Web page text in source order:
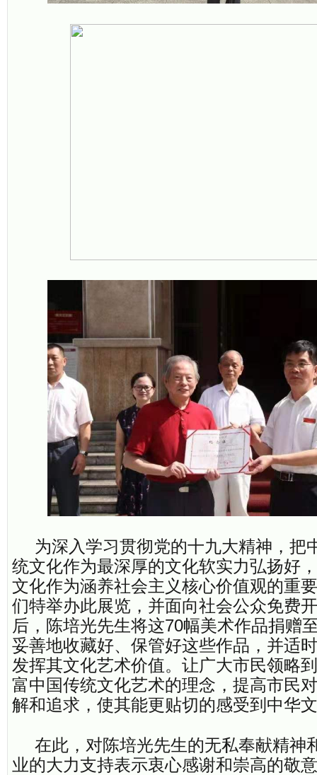
为深入学习贯彻党的十九大精神，把
统文化作为最深厚的文化软实力弘扬好
文化作为涵养社会主义核心价值观的重
们特举办此展览，并面向社会公众免费
后，陈培光先生将这70幅美术作品捐赠
妥善地收藏好、保管好这些作品，并适
发挥其文化艺术价值。让广大市民领略
富中国传统文化艺术的理念，提高市民
解和追求，使其能更贴切的感受到中华
在此，对陈培光先生的无私奉献精神
业的大力支持表示衷心感谢和崇高的敬